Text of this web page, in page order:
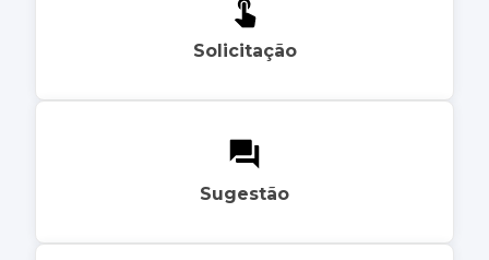
Solicitação
Sugestão